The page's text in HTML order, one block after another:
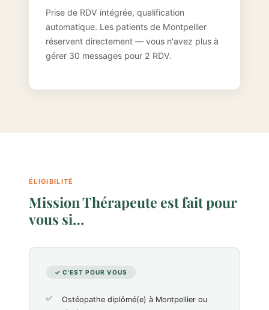
Prise de RDV intégrée, qualification
automatique. Les patients de Montpellier
réservent directement — vous n'avez plus à
gérer 30 messages pour 2 RDV.
ÉLIGIBILITÉ
Mission Thérapeute est fait pour
vous si…
✓ C'EST POUR VOUS
Ostéopathe diplômé(e) à Montpellier ou